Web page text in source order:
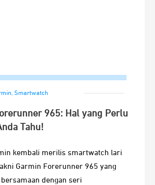
, Smartwatch
965: Hal yang Perlu
Tahu!
kembali merilis smartwatch lari
Garmin Forerunner 965 yang
dengan seri